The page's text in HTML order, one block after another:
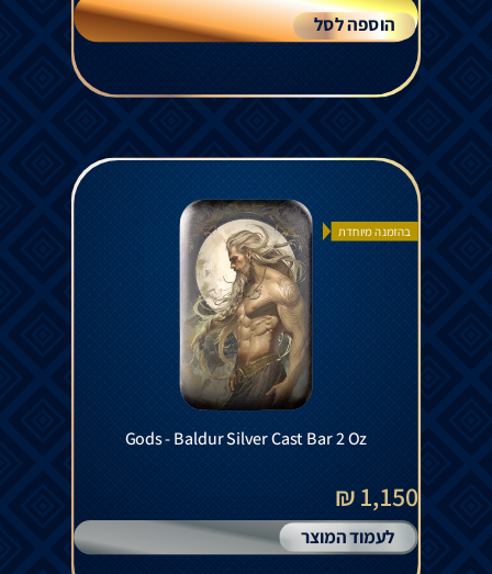
הוספה לסל
בהזמנה מיוחדת
Gods - Baldur Silver Cast Bar 2 Oz
1,150 ₪
לעמוד המוצר